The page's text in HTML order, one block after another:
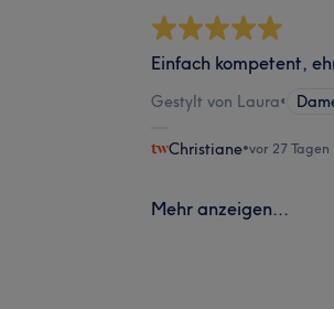
Einfach kompetent,
Gestylt von Laura•
Christiane•vor 27 Tagen
Mehr anzeigen...